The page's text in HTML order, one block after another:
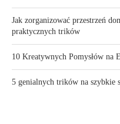
Jak zorganizować przestrzeń
praktycznych trików
10 Kreatywnych Pomysłów na
5 genialnych trików na szybkie